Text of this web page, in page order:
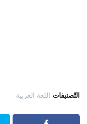
التّصنيفات اللغة العربية